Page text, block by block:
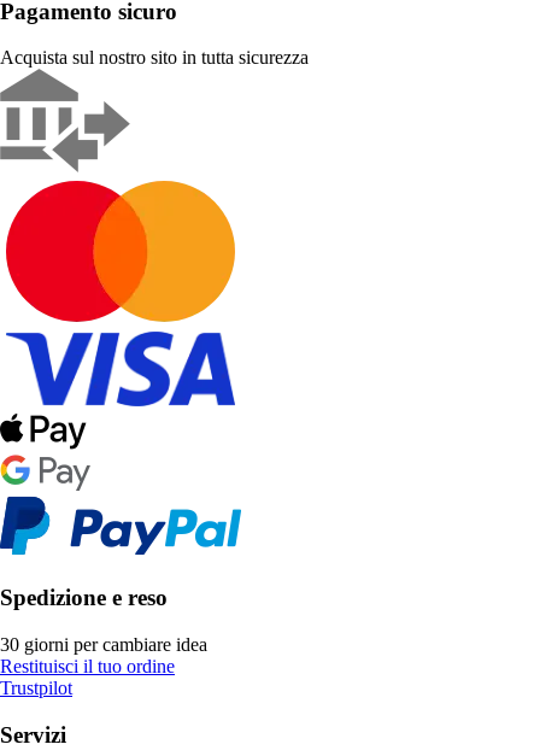
Pagamento sicuro
Acquista sul nostro sito in tutta sicurezza
Spedizione e reso
30 giorni per cambiare idea
Restituisci il tuo ordine
Trustpilot
Servizi